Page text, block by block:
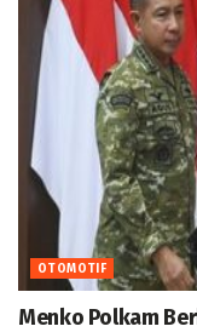
OTOMOTIF
Menko Polkam